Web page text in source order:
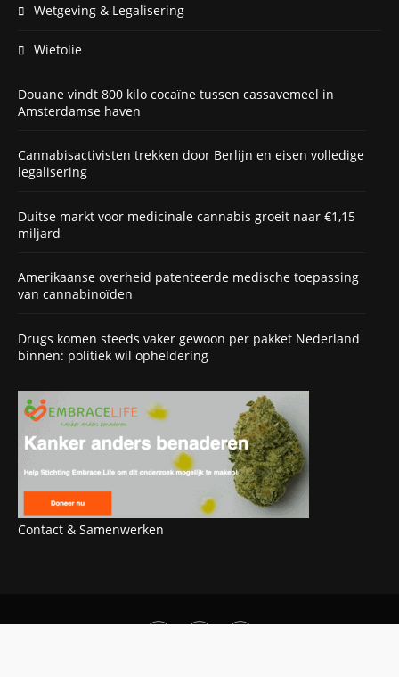
Wetgeving & Legalisering
Wietolie
Douane vindt 800 kilo cocaïne tussen cassavemeel in
Amsterdamse haven
Cannabisactivisten trekken door Berlijn en eisen volledige
legalisering
Duitse markt voor medicinale cannabis groeit naar €1,15
miljard
Amerikaanse overheid patenteerde medische toepassing
van cannabinoïden
Drugs komen steeds vaker gewoon per pakket Nederland
binnen: politiek wil opheldering
Contact & Samenwerken